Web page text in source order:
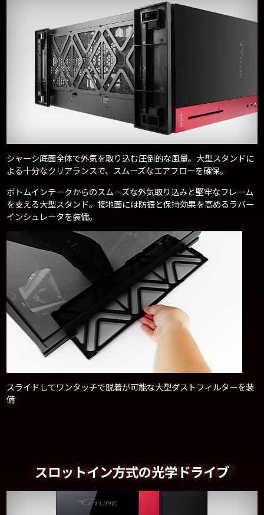
シャーシ底面全体で外気を取り込む圧倒的な風量。大型スタンドに
よる十分なクリアランスで、スムーズなエアフローを確保。
ボトムインテークからのスムーズな外気取り込みと堅牢なフレーム
を支える大型スタンド。接地面には防振と保持効果を高めるラバー
インシュレータを装備。
スライドしてワンタッチで脱着が可能な大型ダストフィルターを装
備
スロットイン方式の光学ドライブ